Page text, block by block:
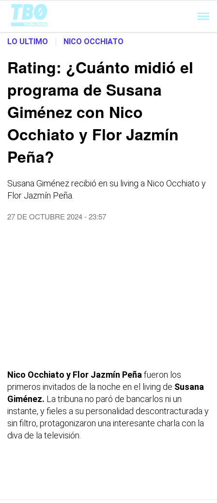
Cargando...
LO ULTIMO | NICO OCCHIATO
Rating: ¿Cuánto midió el
programa de Susana
Giménez con Nico
Occhiato y Flor Jazmín
Peña?
Susana Giménez recibió en su living a Nico Occhiato y
Flor Jazmín Peña.
27 DE OCTUBRE 2024 - 23:57
Nico Occhiato y Flor Jazmín Peña fueron los
primeros invitados de la noche en el living de Susana
Giménez. La tribuna no paró de bancarlos ni un
instante, y fieles a su personalidad descontracturada y
sin filtro, protagonizaron una interesante charla con la
diva de la televisión.